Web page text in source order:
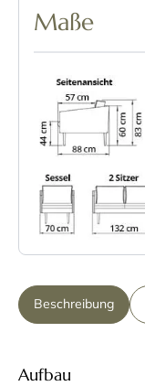
Maße
Beschreibung
Aufbau